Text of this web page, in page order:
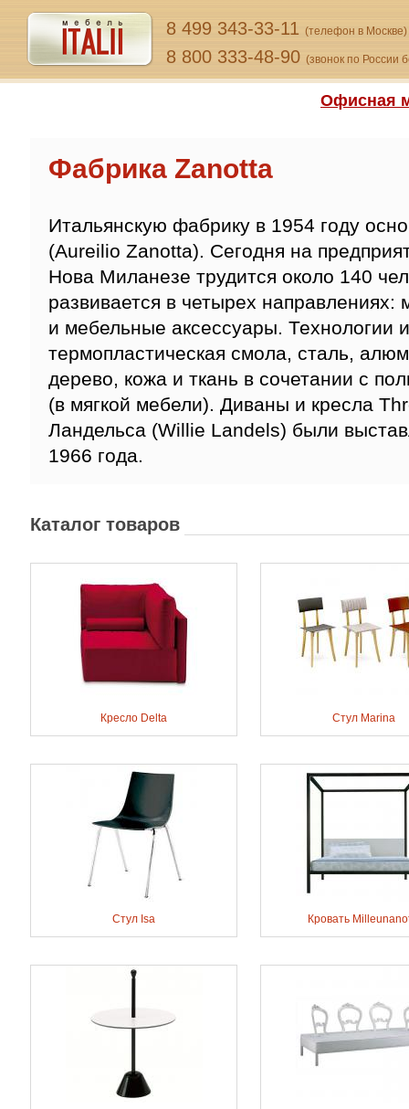
8 499 343-33-11 (телефон в Москве)
8 800 333-48-90 (звонок по России
Офисная
Фабрика Zanotta
Итальянскую фабрику в 1954 году
(Aureilio Zanotta). Сегодня на
Нова Миланезе трудится около 140
развивается в четырех направлениях:
и мебельные аксессуары. Технологии
термопластическая смола, сталь,
дерево, кожа и ткань в сочетании с
(в мягкой мебели). Диваны и кресла
Ландельса (Willie Landels) были
1966 года.
Каталог товаров
Кресло Delta Стул Marina
Стул Isa Кровать